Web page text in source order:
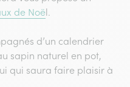
de Noël.
d’un calendrier
sapin naturel en pot,
qui saura faire plaisir à